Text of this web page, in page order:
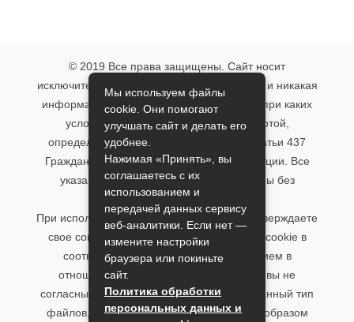
© 2019 Все права защищены. Сайт носит
исключительно информационный характер и никакая
информация, опубликованная на нём, ни при каких
условиях не является публичной офертой,
определяемой положениями пункта 2 статьи 437
Гражданского кодекса Российской Федерации. Все
указанные условия могут быть изменены без
предварительного уведомления.
При использовании данного сайта, вы подтверждаете
свое согласие на использование файлов cookie в
соответствии с настоящим уведомлением в
отношении данного типа файлов. Если вы не
согласны с тем, чтобы мы использовали данный тип
файлов, то вы должны соответствующим образом
Мы используем файлы
cookie. Они помогают
улучшать сайт и делать его
удобнее.
Нажимая «Принять», вы
соглашаетесь с их
использованием и
передачей данных сервису
веб-аналитики. Если нет —
измените настройки
браузера или покиньте
сайт.
Политика обработки
персональных данных и